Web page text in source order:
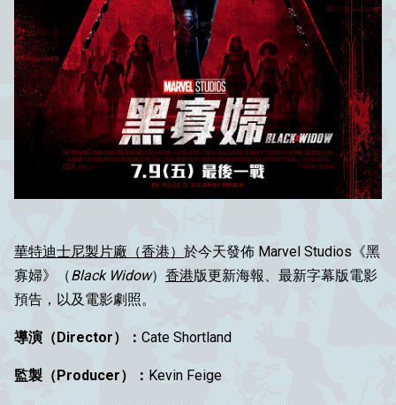
華特迪士尼製片廠（香港） 於今天發佈 Marvel Studios《黑
寡婦》（Black Widow） 香港版更新海報、最新字幕版電影
預告，以及電影劇照。
導演（Director）： Cate Shortland
監製（Producer）： Kevin Feige